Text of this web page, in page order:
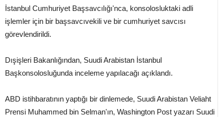
İstanbul Cumhuriyet Başsavcılığı'nca, konsolosluktaki adli
işlemler için bir başsavcıvekili ve bir cumhuriyet savcısı
görevlendirildi.
Dışişleri Bakanlığından, Suudi Arabistan İstanbul
Başkonsolosluğunda inceleme yapılacağı açıklandı.
ABD istihbaratının yaptığı bir dinlemede, Suudi Arabistan Veliaht
Prensi Muhammed bin Selman'ın, Washington Post yazarı Suudi